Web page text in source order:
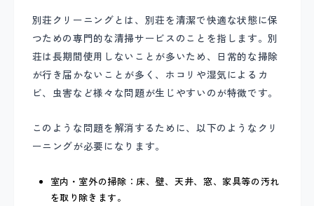
別荘クリーニングとは、別荘を清潔で快適な状態に保
つための専門的な清掃サービスのことを指します。別
荘は長期間使用しないことが多いため、日常的な掃除
が行き届かないことが多く、ホコリや湿気によるカ
ビ、虫害など様々な問題が生じやすいのが特徴です。
このような問題を解消するために、以下のようなクリ
ーニングが必要になります。
室内・室外の掃除：床、壁、天井、窓、家具等の汚れ
を取り除きます。